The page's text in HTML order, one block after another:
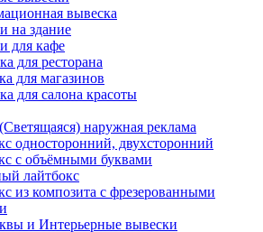
вывеска
на здание
для кафе
для ресторана
для магазинов
для салона красоты
наружная реклама
односторонний, двухсторонний
с объёмными буквами
лайтбокс
из композита с фрезерованными
и Интерьерные вывески